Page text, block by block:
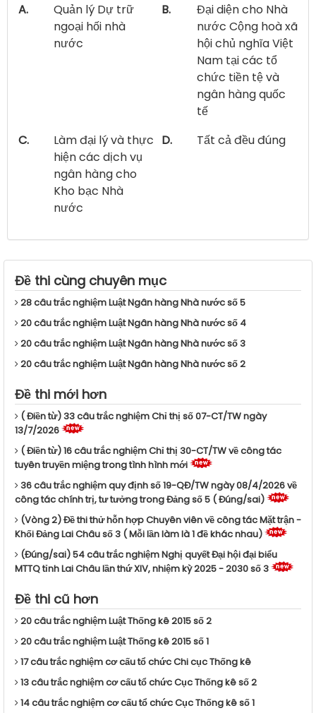
A.
Quản lý Dự trữ
ngoại hối nhà
nước
B.
Đại diện cho Nhà
nước Cộng hoà xã
hội chủ nghĩa Việt
Nam tại các tổ
chức tiền tệ và
ngân hàng quốc
tế
C.
Làm đại lý và thực
hiện các dịch vụ
ngân hàng cho
Kho bạc Nhà
nước
D. Tất cả đều đúng
Đề thi cùng chuyên mục
28 câu trắc nghiệm Luật Ngân hàng Nhà nước số 5
20 câu trắc nghiệm Luật Ngân hàng Nhà nước số 4
20 câu trắc nghiệm Luật Ngân hàng Nhà nước số 3
20 câu trắc nghiệm Luật Ngân hàng Nhà nước số 2
Đề thi mới hơn
( Điền từ) 33 câu trắc nghiệm Chỉ thị số 07-CT/TW ngày
13/7/2026
( Điền từ) 16 câu trắc nghiệm Chỉ thị 30-CT/TW về công tác
tuyên truyền miệng trong tình hình mới
36 câu trắc nghiệm quy định số 19-QĐ/TW ngày 08/4/2026 về
công tác chính trị, tư tưởng trong Đảng số 5 ( Đúng/sai)
(Vòng 2) Đề thi thử hỗn hợp Chuyên viên về công tác Mặt trận -
Khối Đảng Lai Châu số 3 ( Mỗi lần làm là 1 đề khác nhau)
(Đúng/sai) 54 câu trắc nghiệm Nghị quyết Đại hội đại biểu
MTTQ tỉnh Lai Châu lần thứ XIV, nhiệm kỳ 2025 - 2030 số 3
Đề thi cũ hơn
20 câu trắc nghiệm Luật Thống kê 2015 số 2
20 câu trắc nghiệm Luật Thống kê 2015 số 1
17 câu trắc nghiệm cơ cấu tổ chức Chi cục Thống kê
13 câu trắc nghiệm cơ cấu tổ chức Cục Thống kê số 2
14 câu trắc nghiệm cơ cấu tổ chức Cục Thống kê số 1